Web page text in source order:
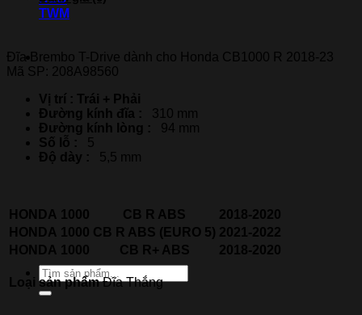
TWM
Thương hiệu xe
Tìm
kiếm:
CB1000
23
-
208A98560
số
lượng
Đĩa Brembo T-Drive dành cho Honda CB1000 R 2018-23
Mã SP: 208A98560
Vị trí : Trái + Phải
Đường kính đĩa : 310 mm
Đường kính lòng : 94 mm
Số lỗ : 5
Độ dày : 5,5 mm
HONDA 1000 CB R ABS
2018-2020
HONDA
1000 CB R ABS (EURO 5) 2021-2022
HONDA
1000 CB R+ ABS 2018-2020
Loại sản phẩm Đĩa Thắng